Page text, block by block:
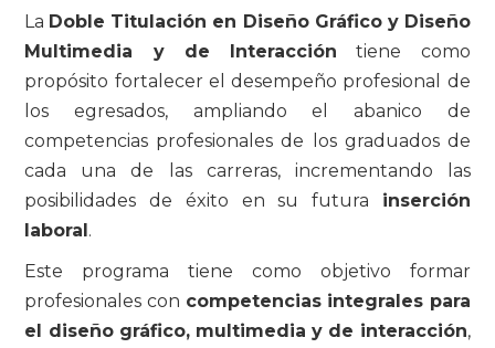
La Doble Titulación en Diseño Gráfico y Diseño
Multimedia y de Interacción tiene como
propósito fortalecer el desempeño profesional de
los egresados, ampliando el abanico de
competencias profesionales de los graduados de
cada una de las carreras, incrementando las
posibilidades de éxito en su futura inserción
laboral.
Este programa tiene como objetivo formar
profesionales con competencias integrales para
el diseño gráfico, multimedia y de interacción,